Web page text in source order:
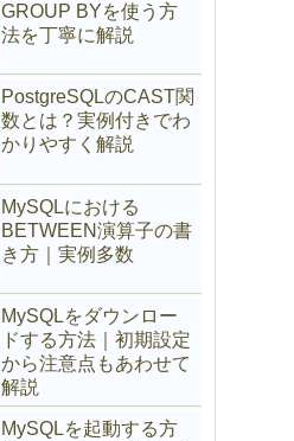
GROUP BYを使う方
法を丁寧に解説
PostgreSQLのCAST関
数とは？実例付きでわ
かりやすく解説
MySQLにおける
BETWEEN演算子の書
き方｜実例多数
MySQLをダウンロー
ドする方法｜初期設定
から注意点もあわせて
解説
MySQLを起動する方